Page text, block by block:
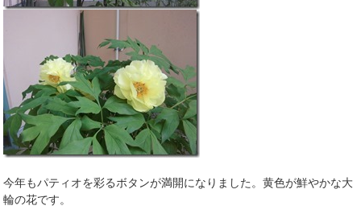
今年もパティオを彩るボタンが満開になりました。黄色が鮮やかな大
輪の花です。